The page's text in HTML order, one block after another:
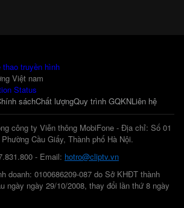
sáchChất lượngQuy trình GQKNLiên hệ
công ty Viễn thông MobiFone - Địa chỉ: Số 01
Cầu Giấy, Thành phố Hà Nội.
- Email: hotro@cliptv.vn
doanh: 0100686209-087 do Sở KHĐT thành
ngày ngày 29/10/2008, thay đổi lần thứ 8 ngày